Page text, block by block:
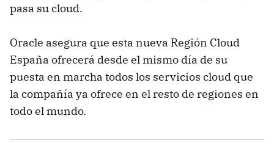
pasa su cloud.
Oracle asegura que esta nueva Región Cloud
España ofrecerá desde el mismo día de su
puesta en marcha todos los servicios cloud que
la compañía ya ofrece en el resto de regiones en
todo el mundo.